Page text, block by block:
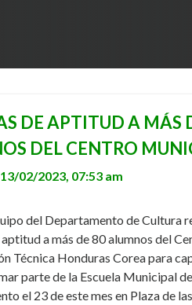
DE APTITUD A MÁS
DEL CENTRO
13/02/2023, 07:53 am
del Departamento de Cultura
a más de 80 alumnos del
Técnica Honduras Corea para
parte de la Escuela Municipal
el 23 de este mes en Plaza de